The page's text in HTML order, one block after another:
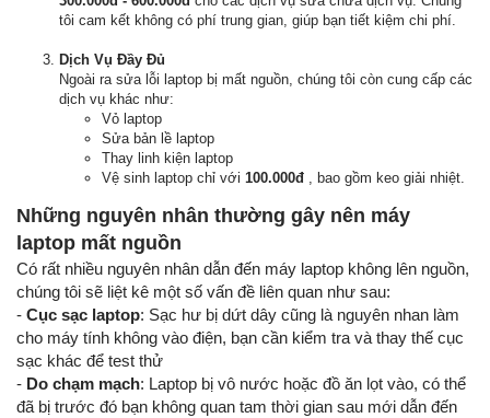
tôi cam kết không có phí trung gian, giúp bạn tiết kiệm chi phí.
Dịch Vụ Đầy Đủ
Ngoài ra sửa lỗi laptop bị mất nguồn, chúng tôi còn cung cấp các
dịch vụ khác như:
Vỏ laptop
Sửa bản lề laptop
Thay linh kiện laptop
Vệ sinh laptop chỉ với 100.000đ , bao gồm keo giải nhiệt.
Những nguyên nhân thường gây nên máy
laptop mất nguồn
Có rất nhiều nguyên nhân dẫn đến máy laptop không lên nguồn,
chúng tôi sẽ liệt kê một số vấn đề liên quan như sau:
- Cục sạc laptop: Sạc hư bị dứt dây cũng là nguyên nhan làm
cho máy tính không vào điện, bạn cần kiểm tra và thay thế cục
sạc khác để test thử
- Do chạm mạch: Laptop bị vô nước hoặc đồ ăn lọt vào, có thể
đã bị trước đó bạn không quan tam thời gian sau mới dẫn đến